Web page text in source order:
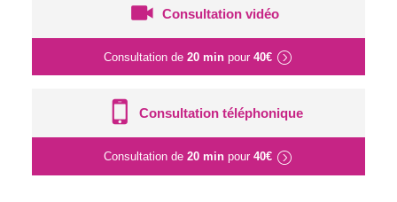
Consultation vidéo
Consultation de 20 min pour 40€
Consultation téléphonique
Consultation de 20 min pour 40€